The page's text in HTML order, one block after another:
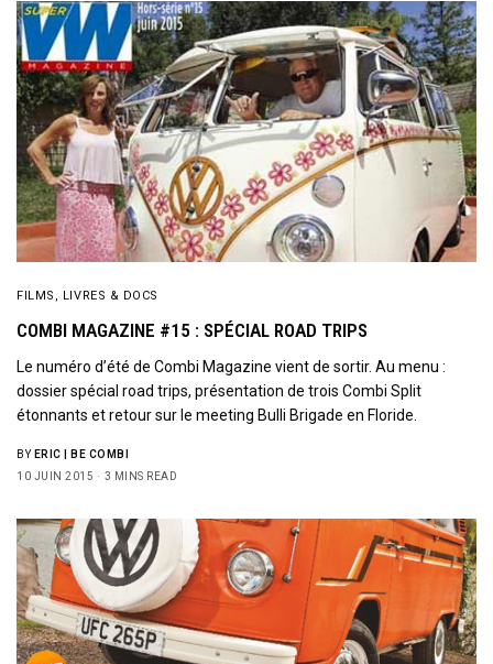
FILMS, LIVRES & DOCS
COMBI MAGAZINE #15 : SPÉCIAL ROAD TRIPS
Le numéro d’été de Combi Magazine vient de sortir. Au menu :
dossier spécial road trips, présentation de trois Combi Split
étonnants et retour sur le meeting Bulli Brigade en Floride.
BY ERIC | BE COMBI
10 JUIN 2015
3 MINS READ